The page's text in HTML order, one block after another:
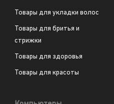
Товары для укладки волос
Товары для бритья и
стрижки
Товары для здоровья
Товары для красоты